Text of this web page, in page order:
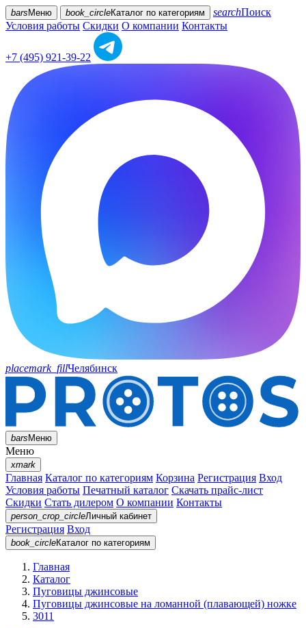
bars Меню book_circleКаталог по категориям searchПоиск
Условия работы Скидки О компании Контакты
+7 (495) 921-39-22
placemark_fillЧелябинск
barsМеню
Меню
xmark
Главная Каталог по категориям Корзина Регистрация Вход
Условия работы Печатный каталог Скачать прайс-лист
Скидки Стать дилером О компании Контакты
person_crop_circleЛичный кабинет
Регистрация Вход
book_circleКаталог по категориям
Главная
Каталог
Пуговицы джинсовые
Пуговицы джинсовые на ломанной (плавающей) ножке
3011